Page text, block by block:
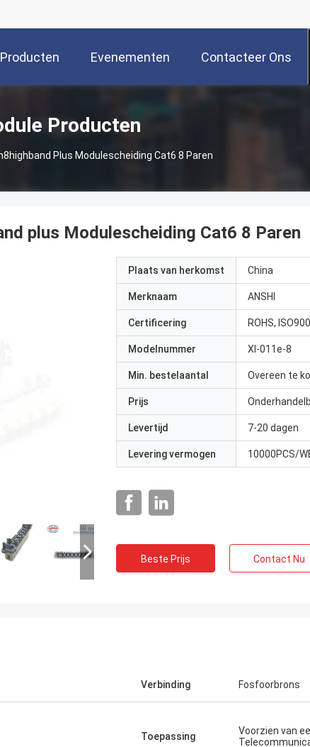
Producten Evenementen Contacteer Ons
Producten
Plus Modulescheiding Cat6 8 Paren
plus Modulescheiding Cat6 8 Paren
Plaats van herkomst China
Merknaam ANSHI
Certificering ROHS,
Modelnummer Xl-011e-8
Min. bestelaantal Overeen te
Prijs
Levertijd 7-20 dagen
Levering vermogen 10000PCS/
Beste Prijs Contact Nu
Verbinding Fosfoorbrons
Toepassing
Voorzien van